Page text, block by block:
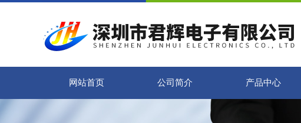
网站首页 公司简介 产品中心